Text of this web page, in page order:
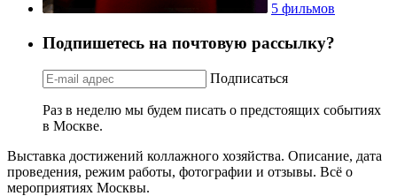
5 фильмов
Подпишетесь на почтовую рассылку?
Подписаться
Раз в неделю мы будем писать о предстоящих событиях
в Москве.
Выставка достижений коллажного хозяйства. Описание, дата
проведения, режим работы, фотографии и отзывы. Всё о
мероприятиях Москвы.